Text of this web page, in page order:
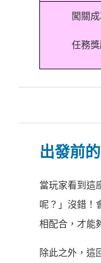
闖關
任務
出發前
當玩家看到這
呢？」沒錯！
相配合，才能
除此之外，這